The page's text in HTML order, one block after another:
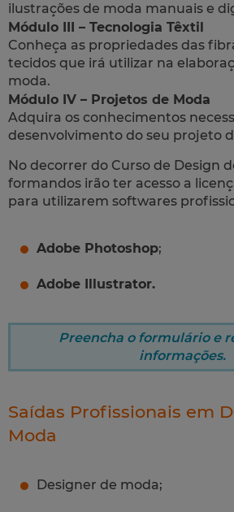
ilustrações de moda manuais e
Módulo III – Tecnologia Têxtil
Conheça as propriedades das
tecidos que irá utilizar na
moda.
Módulo IV – Projetos de Moda
Adquira os conhecimentos
desenvolvimento do seu projeto
No decorrer do Curso de Design
formandos irão ter acesso a
para utilizarem softwares
Adobe Photoshop;
Adobe Illustrator.
Preencha o formulário e
informações.
Saídas Profissionais em
Moda
Designer de moda;